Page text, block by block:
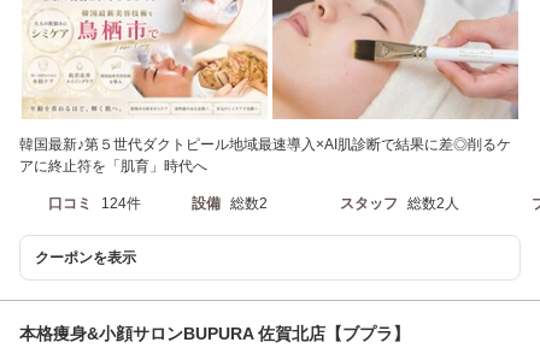
韓国最新♪第５世代ダクトピール地域最速導入×AI肌診断で結果に差◎削るケ
アに終止符を「肌育」時代へ
口コミ 124件 設備 総数2 スタッフ 総数2人
クーポンを表示
本格痩身&小顔サロンBUPURA 佐賀北店【ブプラ】